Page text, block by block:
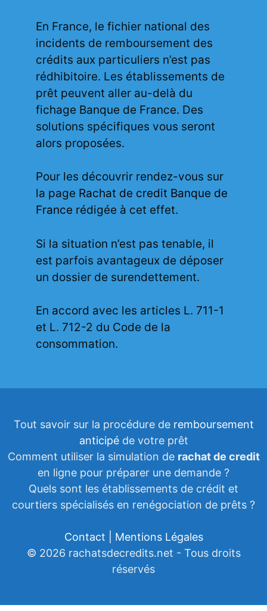
En France, le fichier national des
incidents de remboursement des
crédits aux particuliers n’est pas
rédhibitoire. Les établissements de
prêt peuvent aller au-delà du
fichage Banque de France. Des
solutions spécifiques vous seront
alors proposées.
Pour les découvrir rendez-vous sur
la page Rachat de credit Banque de
France rédigée à cet effet.
Si la situation n’est pas tenable, il
est parfois avantageux de déposer
un dossier de surendettement.
En accord avec les articles L. 711-1
et L. 712-2 du Code de la
consommation.
Tout savoir sur la procédure de remboursement
anticipéde votre prêt
Comment utiliser la simulation de rachat de credit
en ligne pour préparer une demande ?
Quels sont les établissements de crédit et
courtiers spécialisés en renégociation de prêts ?
Contact | Mentions Légales
© 2026 rachatsdecredits.net - Tous droits
réservés